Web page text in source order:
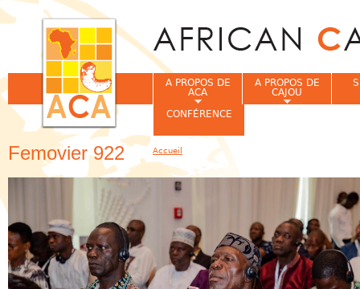
Femovier 922
A PROPOS DE
ACA
A PROPOS DE
CAJOU
CONFÉRENCE
Vous êtes ici
Accueil